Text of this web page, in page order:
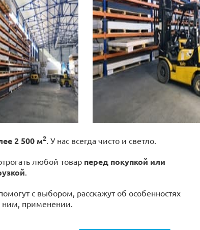
2 500 м2. У нас всегда чисто и светло.
любой товар перед покупкой или
.
с выбором, расскажут об особенностях
ним, применении.